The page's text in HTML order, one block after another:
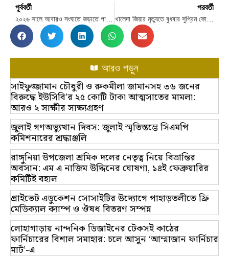
পূর্ববর্তী পরবর্তী
খালেদা জিয়ার মৃত্যুতে বুধবার সুপ্রিম কোর্টেও সাধারণ ছুটি
আরও পড়ুন
সাইফুজ্জামান চৌধুরী ও রুকমীলা জামানসহ ৩৬ জনের
বিরুদ্ধে ইউসিবি’র ২৫ কোটি টাকা আত্মসাতের মামলা:
আরও ২ সাক্ষীর সাক্ষ্যগ্রহণ
জুলাই গণঅভ্যুত্থান দিবস: জুলাই স্মৃতিস্তম্ভে সিএমপি
কমিশনারের শ্রদ্ধাঞ্জলি
রাঙ্গুনিয়া উপজেলা শ্রমিক দলের নেতৃত্ব নিয়ে বিভ্রান্তির
অবসান: এম এ নাজিম উদ্দিনের ঘোষণা, ১৪ই ফেব্রুয়ারির
কমিটিই বহাল
প্রাইভেট এডুকেশন সোসাইটির উদ্যোগে পাহাড়তলীতে ফ্রি
মেডিক্যাল ক্যাম্প ও ঔষধ বিতরণ সম্পন্ন
লোহাগাড়ায় নান্দনিক ডিজাইনের টেকসই কাঠের
ফার্নিচারের বিশাল সমাহার: চলে আসুন ‘আম্মাজান ফার্নিচার
মার্ট’-এ